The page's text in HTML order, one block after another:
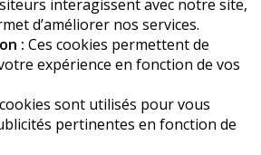
interagissent avec notre site,
d’améliorer nos services.
: Ces cookies permettent de
expérience en fonction de vos
sont utilisés pour vous
pertinentes en fonction de